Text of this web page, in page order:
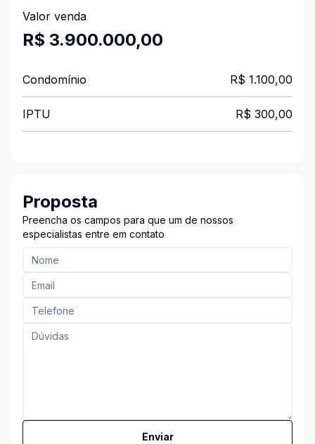
Valor venda
R$ 3.900.000,00
Condomínio R$ 1.100,00
IPTU R$ 300,00
Proposta
Preencha os campos para que um de nossos
especialistas entre em contato
Enviar